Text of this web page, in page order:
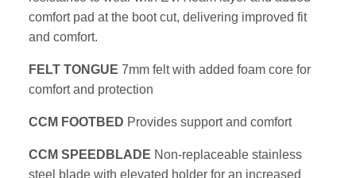
comfort pad at the boot cut, delivering improved fit
and comfort.
FELT TONGUE 7mm felt with added foam core for
comfort and protection
CCM FOOTBED Provides support and comfort
CCM SPEEDBLADE Non-replaceable stainless
steel blade with elevated holder for an increased